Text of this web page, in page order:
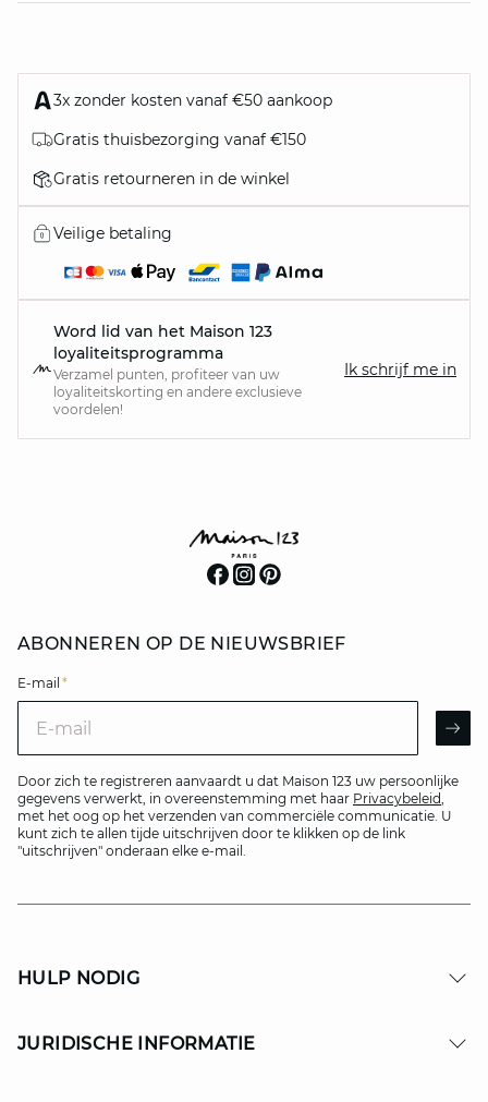
3x zonder kosten vanaf €50 aankoop
Gratis thuisbezorging vanaf €150
Gratis retourneren in de winkel
Veilige betaling
Word lid van het Maison 123
loyaliteitsprogramma
Verzamel punten, profiteer van uw
loyaliteitskorting en andere exclusieve
voordelen!
Ik schrijf me in
ABONNEREN OP DE NIEUWSBRIEF
E-mail *
Door zich te registreren aanvaardt u dat Maison 123 uw persoonlijke
gegevens verwerkt, in overeenstemming met haar Privacybeleid,
met het oog op het verzenden van commerciële communicatie. U
kunt zich te allen tijde uitschrijven door te klikken op de link
"uitschrijven" onderaan elke e-mail.
HULP NODIG
JURIDISCHE INFORMATIE